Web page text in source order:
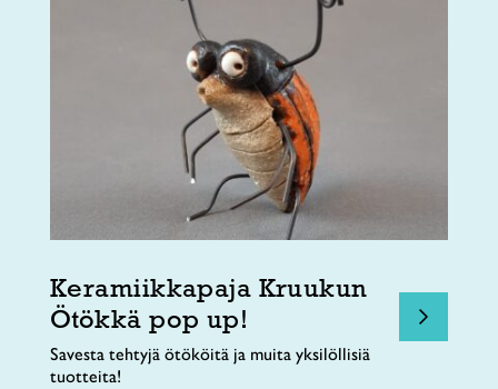
Keramiikkapaja Kruukun
Ötökkä pop up!
Savesta tehtyjä ötököitä ja muita yksilöllisiä
tuotteita!